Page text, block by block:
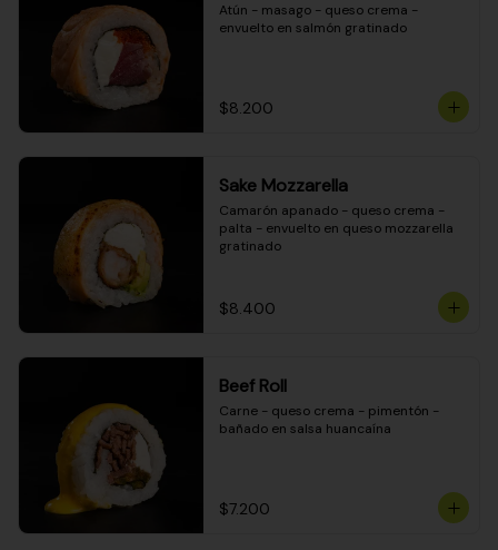
Atún - masago - queso crema -
envuelto en salmón gratinado
$8.200
Sake Mozzarella
Camarón apanado - queso crema -
palta - envuelto en queso mozzarella
gratinado
$8.400
Beef Roll
Carne - queso crema - pimentón -
bañado en salsa huancaína
$7.200